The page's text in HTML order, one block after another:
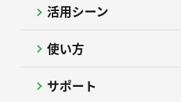
活用シーン
使い方
サポート